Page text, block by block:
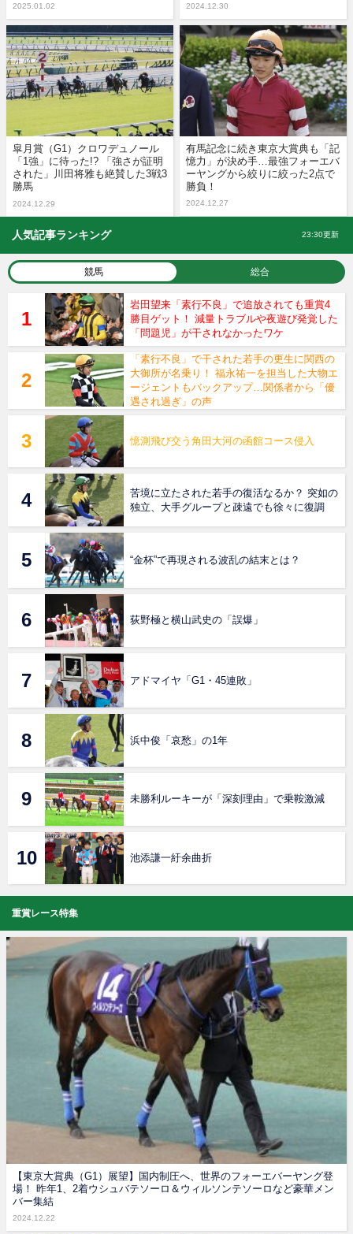
2025.01.02 2024.12.30
皐月賞（G1）クロワデュノール
「1強」に待った!? 「強さが証明
された」川田将雅も絶賛した3戦3
勝馬
2024.12.29
有馬記念に続き東京大賞典も「記
憶力」が決め手…最強フォーエバ
ーヤングから絞りに絞った2点で
勝負！
2024.12.27
人気記事ランキング 23:30更新
競馬 総合
岩田望来「素行不良」で追放されても重賞4
勝目ゲット！ 減量トラブルや夜遊び発覚した
「問題児」が干されなかったワケ
「素行不良」で干された若手の更生に関西の
大御所が名乗り！ 福永祐一を担当した大物エ
ージェントもバックアップ…関係者から「優
遇され過ぎ」の声
憶測飛び交う角田大河の函館コース侵入
苦境に立たされた若手の復活なるか？ 突如の
独立、大手グループと疎遠でも徐々に復調
“金杯”で再現される波乱の結末とは？
荻野極と横山武史の「誤爆」
アドマイヤ「G1・45連敗」
浜中俊「哀愁」の1年
未勝利ルーキーが「深刻理由」で乗鞍激減
池添謙一紆余曲折
重賞レース特集
【東京大賞典（G1）展望】国内制圧へ、世界のフォーエバーヤング登
場！ 昨年1、2着ウシュバテソーロ＆ウィルソンテソーロなど豪華メン
バー集結
2024.12.22